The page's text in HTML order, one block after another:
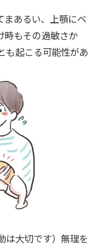
まあるい、上顎にベ
時もその過敏さか
も起こる可能性があ
は大切です）無理を